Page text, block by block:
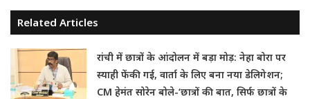
Related Articles
रांची में छात्रों के आंदोलन में बड़ा मोड़: नेहा बोरा पर
स्याही फेंकी गई, वार्ता के लिए बना नया डेलिगेशन;
CM हेमंत सोरेन बोले-‘छात्रों की बात, सिर्फ छात्रों के